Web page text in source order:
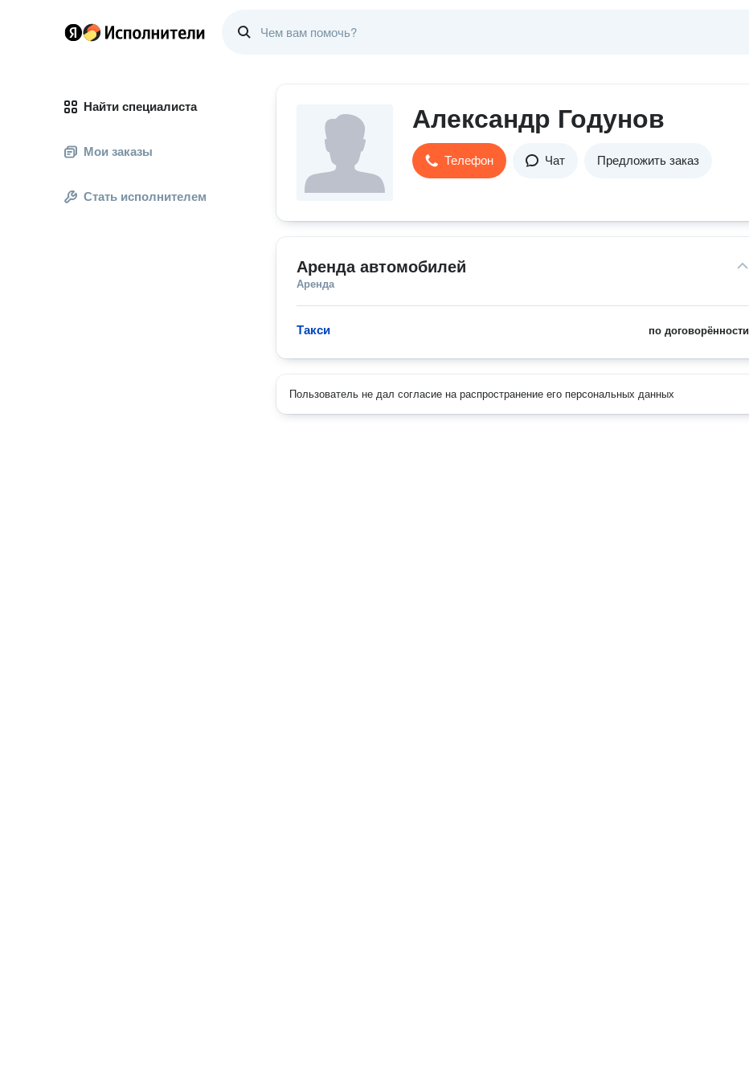
Найти специалиста
Мои заказы
Стать исполнителем
Александр Годунов
Телефон Чат Предложить заказ
Аренда автомобилей
Аренда
по договорённости
Такси
Пользователь не дал согласие на распространение его персональных данных